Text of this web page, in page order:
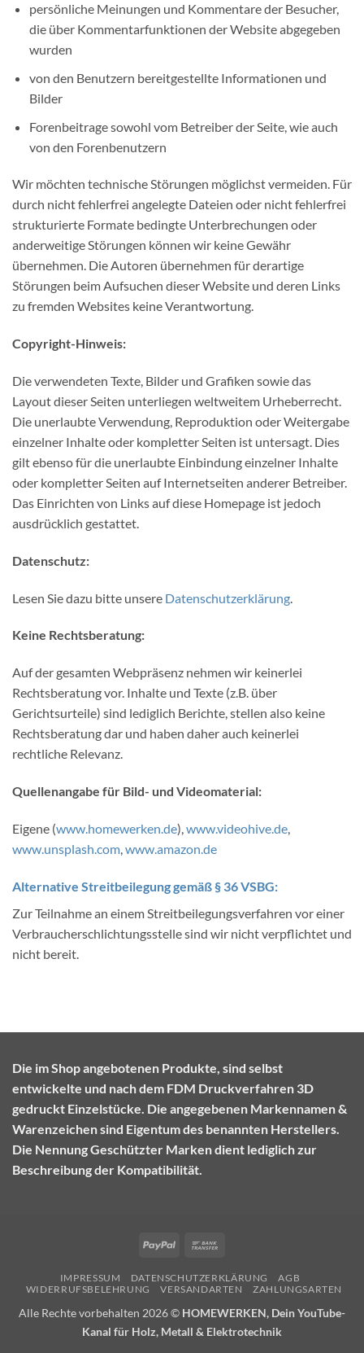
persönliche Meinungen und Kommentare der Besucher,
die über Kommentarfunktionen der Website abgegeben
wurden
von den Benutzern bereitgestellte Informationen und
Bilder
Forenbeitrage sowohl vom Betreiber der Seite, wie auch
von den Forenbenutzern
Wir möchten technische Störungen möglichst vermeiden. Für
durch nicht fehlerfrei angelegte Dateien oder nicht fehlerfrei
strukturierte Formate bedingte Unterbrechungen oder
anderweitige Störungen können wir keine Gewähr
übernehmen. Die Autoren übernehmen für derartige
Störungen beim Aufsuchen dieser Website und deren Links
zu fremden Websites keine Verantwortung.
Copyright-Hinweis:
Die verwendeten Texte, Bilder und Grafiken sowie das
Layout dieser Seiten unterliegen weltweitem Urheberrecht.
Die unerlaubte Verwendung, Reproduktion oder Weitergabe
einzelner Inhalte oder kompletter Seiten ist untersagt. Dies
gilt ebenso für die unerlaubte Einbindung einzelner Inhalte
oder kompletter Seiten auf Internetseiten anderer Betreiber.
Das Einrichten von Links auf diese Homepage ist jedoch
ausdrücklich gestattet.
Datenschutz:
Lesen Sie dazu bitte unsere Datenschutzerklärung
Keine Rechtsberatung:
Auf der gesamten Webpräsenz nehmen wir keinerlei
Rechtsberatung vor. Inhalte und Texte (z.B. über
Gerichtsurteile) sind lediglich Berichte, stellen also keine
Rechtsberatung dar und haben daher auch keinerlei
rechtliche Relevanz.
Quellenangabe für Bild- und Videomaterial:
Eigene (www.homewerken.de), www.videohive.de
www.unsplash.com www.amazon.de
Alternative Streitbeilegung gemäß § 36 VSBG:
Zur Teilnahme an einem Streitbeilegungsverfahren vor einer
Verbraucherschlichtungsstelle sind wir nicht verpflichtet und
nicht bereit.
Die im Shop angebotenen Produkte, sind selbst
entwickelte und nach dem FDM Druckverfahren 3D
gedruckt Einzelstücke. Die angegebenen Markennamen &
Warenzeichen sind Eigentum des benannten Herstellers.
Die Nennung Geschützter Marken dient lediglich zur
Beschreibung der Kompatibilität.
PayPal
IMPRESSUM DATENSCHUTZERKLÄRUNG
AGB
WIDERRUFSBELEHRUNG
VERSANDARTEN ZAHLUNGSARTEN
Alle Rechte vorbehalten 2026 © HOMEWERKEN, Dein YouTube-
Kanal für Holz, Metall & Elektrotechnik